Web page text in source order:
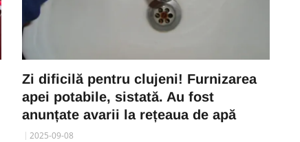
Zi dificilă pentru clujeni! Furnizarea
apei potabile, sistată. Au fost
anunțate avarii la rețeaua de apă
2025-09-08